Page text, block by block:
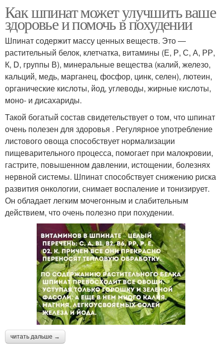
Как шпинат может улучшить ваше
здоровье и помочь в похудении
Шпинат содержит массу ценных веществ. Это ―
растительный белок, клетчатка, витамины (Е, Р, С, А, РР,
К, D, группы В), минеральные вещества (калий, железо,
кальций, медь, марганец, фосфор, цинк, селен), лютеин,
органические кислоты, йод, углеводы, жирные кислоты,
моно- и дисахариды.
Такой богатый состав свидетельствует о том, что шпинат
очень полезен для здоровья . Регулярное употребление
листового овоща способствует нормализации
пищеварительного процесса, помогает при малокровии,
гастрите, повышенном давлении, истощении, болезнях
нервной системы. Шпинат способствует снижению риска
развития онкологии, снимает воспаление и тонизирует.
Он обладает легким мочегонным и слабительным
действием, что очень полезно при похудении.
читать дальше →